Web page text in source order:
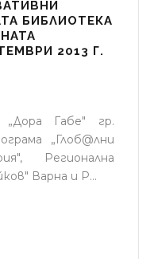
БИБЛИОТЕКА
2013 Г.
„Дора Габе" гр.
„Глоб@лни
Регионална
Варна и Р...